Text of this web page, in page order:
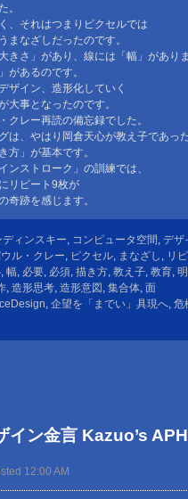
。
、それはつまりピクセルでは
まなざしだったのです。
きさ」があり、線には「幅」があり
があるのです。
ザイン、造形化していく
大事となったのです。
クレー再読の備忘録でした。
は、やはり岡倉天心が教え子であっ
方」が基本です。
ンストローク」の訓練では、
リピート9枚が
奇跡を感じます。
ディンスキー, コンピュータ空間 , デザ
ル・クレー, ピクセル, まなざし , リ
, 幅, 必要, 必須, 描き方, 教え子, 教育,
, 造形思考, 造形意図 , 集合体, 面
, 企望を「までい」具現へ, 危
イン金言 Kazuo’s
12:00 AM